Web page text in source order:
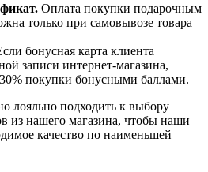
Оплата покупки подарочным
только при самовывозе товара
бонусная карта клиента
записи интернет-магазина,
покупки бонусными баллами.
лояльно подходить к выбору
из нашего магазина, чтобы наши
качество по наименьшей